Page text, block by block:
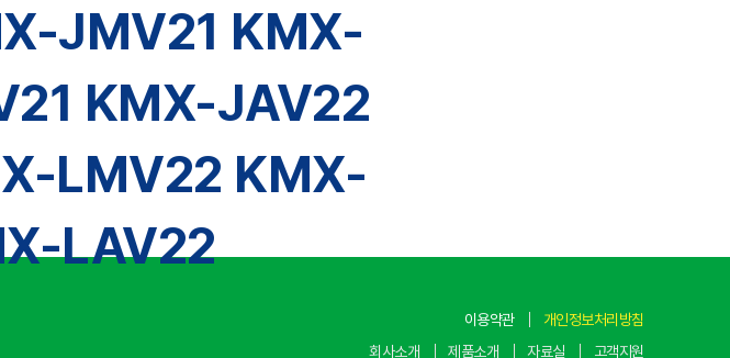
JMV21 KMX-
KMX-JAV22
LMV22 KMX-
LAV22
이용약관
개인정보처리방침
회사소개
제품소개 자료실 고객지원